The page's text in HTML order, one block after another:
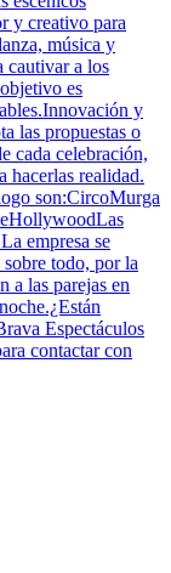
y creativo para
música y
cautivar a los
es
y
las propuestas o
cada celebración,
hacerlas realidad.
son:CircoMurga
empresa se
sobre todo, por la
a las parejas en
Espectáculos
contactar con